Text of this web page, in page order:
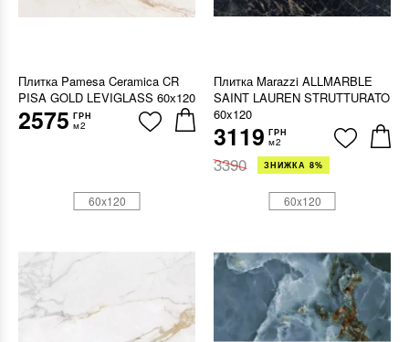
Плитка Pamesa Ceramica CR
PISA GOLD LEVIGLASS 60х120
2575 ГРН
м2
Плитка Marazzi ALLMARBLE
SAINT LAUREN STRUTTURATO
60x120
3119 ГРН
м2
3390 ЗНИЖКА 8%
60x120 60x120